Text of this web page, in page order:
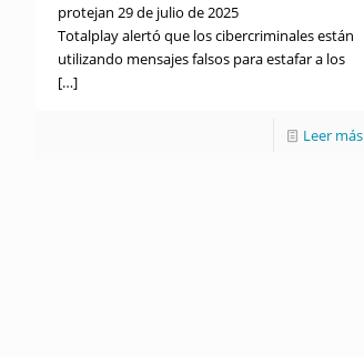
protejan 29 de julio de 2025
Totalplay alertó que los cibercriminales están
utilizando mensajes falsos para estafar a los
[…]
Leer más